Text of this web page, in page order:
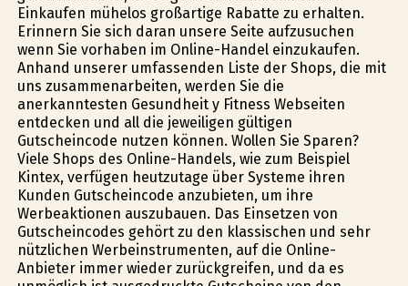
Einkaufen mühelos großartige Rabatte zu erhalten.
Erinnern Sie sich daran unsere Seite aufzusuchen
wenn Sie vorhaben im Online-Handel einzukaufen.
Anhand unserer umfassenden Liste der Shops, die mit
uns zusammenarbeiten, werden Sie die
anerkanntesten Gesundheit y Fitness Webseiten
entdecken und all die jeweiligen gültigen
Gutscheincode nutzen können. Wollen Sie Sparen?
Viele Shops des Online-Handels, wie zum Beispiel
Kintex, verfügen heutzutage über Systeme ihren
Kunden Gutscheincode anzubieten, um ihre
Werbeaktionen auszubauen. Das Einsetzen von
Gutscheincodes gehört zu den klassischen und sehr
nützlichen Werbeinstrumenten, auf die Online-
Anbieter immer wieder zurückgreifen, und da es